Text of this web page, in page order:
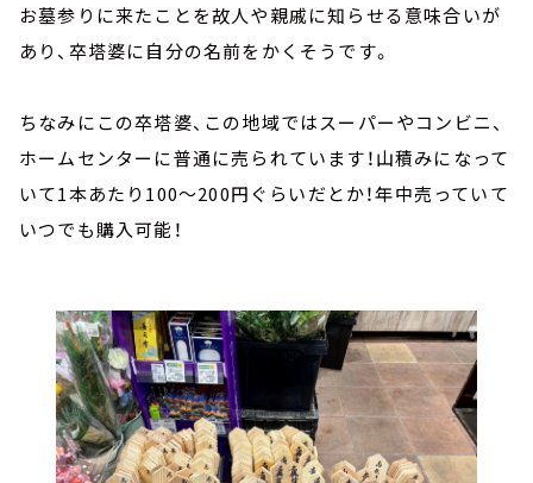
お墓参りに来たことを故人や親戚に知らせる意味合いが
あり、卒塔婆に自分の名前をかくそうです。
ちなみにこの卒塔婆、この地域ではスーパーやコンビニ、
ホームセンターに普通に売られています！山積みになって
いて1本あたり100～200円ぐらいだとか！年中売っていて
いつでも購入可能！